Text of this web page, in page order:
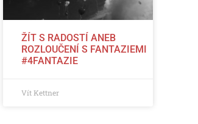
ŽÍT S RADOSTÍ ANEB
ROZLOUČENÍ S FANTAZIEMI
#4FANTAZIE
Vít Kettner